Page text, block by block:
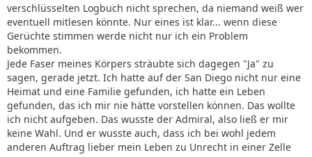
verschlüsselten Logbuch nicht sprechen, da niemand weiß wer
eventuell mitlesen könnte. Nur eines ist klar... wenn diese
Gerüchte stimmen werde nicht nur ich ein Problem
bekommen.
Jede Faser meines Körpers sträubte sich dagegen "Ja" zu
sagen, gerade jetzt. Ich hatte auf der San Diego nicht nur eine
Heimat und eine Familie gefunden, ich hatte ein Leben
gefunden, das ich mir nie hätte vorstellen können. Das wollte
ich nicht aufgeben. Das wusste der Admiral, also ließ er mir
keine Wahl. Und er wusste auch, dass ich bei wohl jedem
anderen Auftrag lieber mein Leben zu Unrecht in einer Zelle